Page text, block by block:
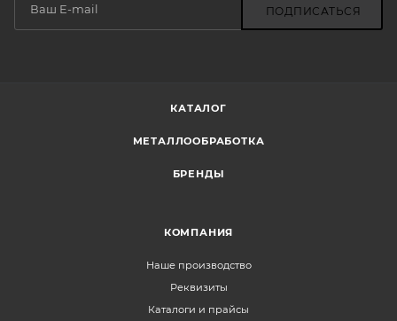
ПОДПИСАТЬСЯ
КАТАЛОГ
МЕТАЛЛООБРАБОТКА
БРЕНДЫ
КОМПАНИЯ
Наше производство
Реквизиты
Каталоги и прайсы